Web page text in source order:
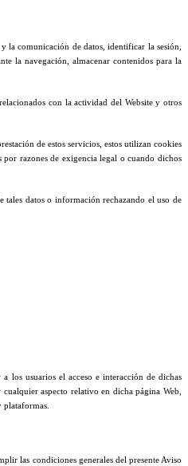
la comunicación de datos, identificar la sesión,
la navegación, almacenar contenidos para la
con la actividad del Website y otros
de estos servicios, estos utilizan cookies
razones de exigencia legal o cuando dichos
datos o información rechazando el uso de
los usuarios el acceso e interacción de dichas
aspecto relativo en dicha página Web,
las condiciones generales del presente Aviso